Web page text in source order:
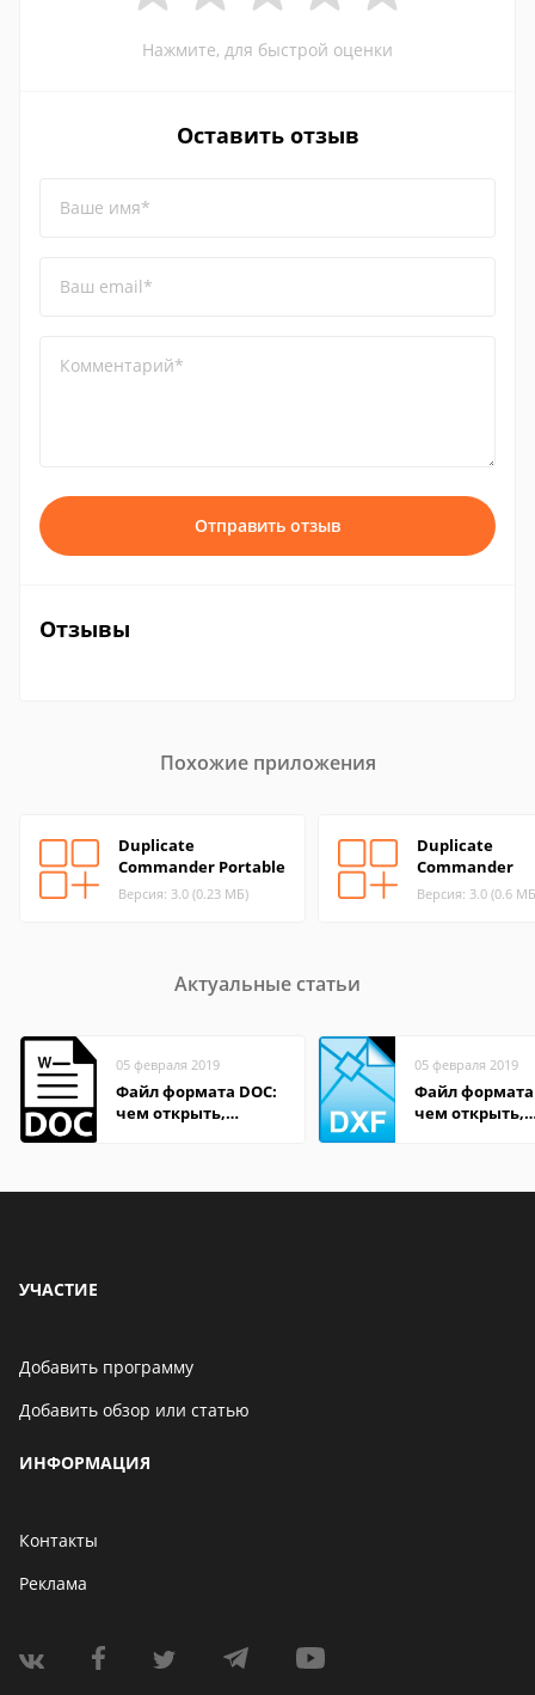
Нажмите, для быстрой оценки
Оставить отзыв
Ваше имя*
Ваш email*
Комментарий*
Отправить отзыв
Отзывы
Похожие приложения
Duplicate
Commander Portable
Версия: 3.0 (0.23 МБ)
Duplicate
Commander
Версия: 3.0 (0.6
Актуальные статьи
05 февраля 2019
Файл формата DOC:
чем открыть,
05 февраля 2019
Файл формата
чем открыть,
УЧАСТИЕ
Добавить программу
Добавить обзор или статью
ИНФОРМАЦИЯ
Контакты
Реклама